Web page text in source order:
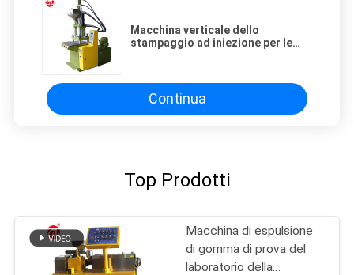
Macchina verticale dello
stampaggio ad iniezione per le
Continua
Top Prodotti
Macchina di espulsione
di gomma di prova del
laboratorio della